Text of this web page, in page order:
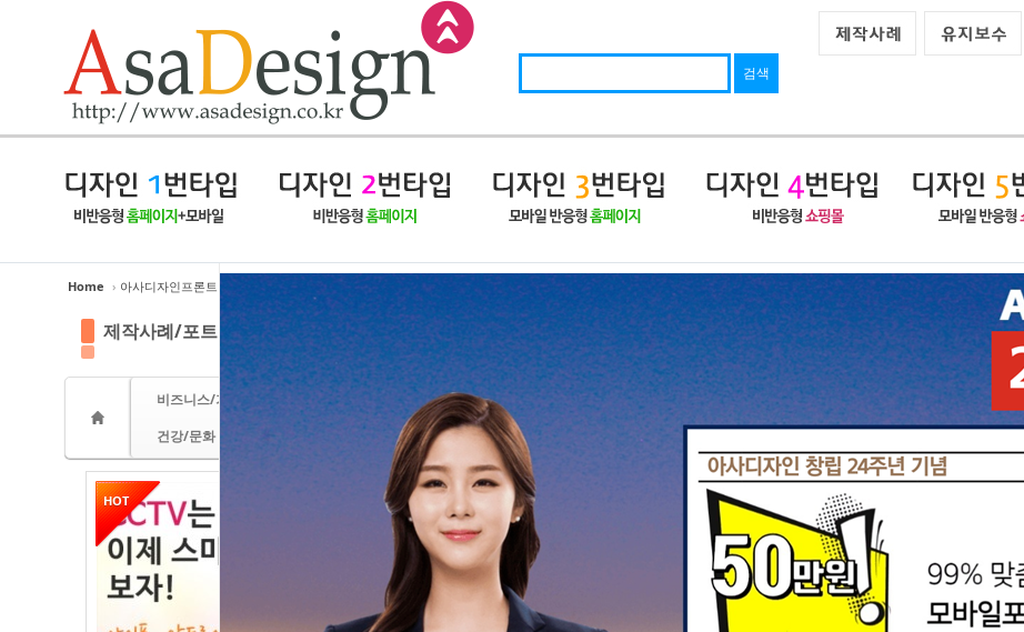
Home › 아사디자인프론트 제작사례/포트폴리오
제작사례/포트폴리오
비즈니스/기업 교육/학원 병원/건강 음식점 팬션/여행 개인/동호회 웨딩/이벤트 법률/부동산 공공기관/종교
건강/문화
가구/사무 종합몰/기타 팬시/소품 쇼핑몰통합
HOT
Sketchbook5, 스케치북5
Sketchbook5, 스케치북5
Sketchbook5, 스케치북5
Sketchbook5, 스케치북5